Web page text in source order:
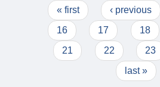
आवेदन दिने बारे
Pages
« first ‹ previous
16
17 18
21
22 23
last »